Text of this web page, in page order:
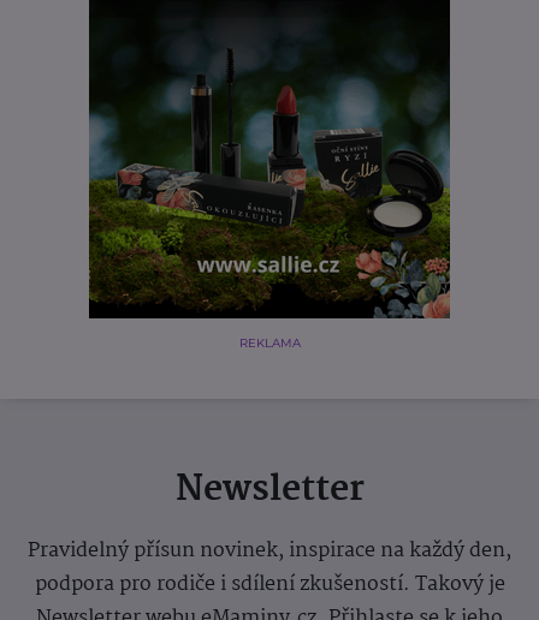
REKLAMA
Newsletter
Pravidelný přísun novinek, inspirace na každý den,
podpora pro rodiče i sdílení zkušeností. Takový je